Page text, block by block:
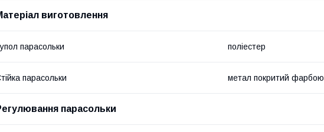
виготовлення
парасольки поліестер
парасольки метал покритий фарбою
парасольки